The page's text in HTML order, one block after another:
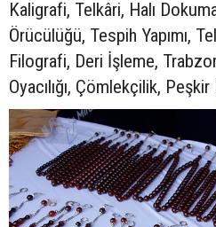
Kaligrafi, Telkâri, Halı
Örücülüğü, Tespih Yapımı,
Filografi, Deri İşleme,
Oyacılığı, Çömlekçilik,